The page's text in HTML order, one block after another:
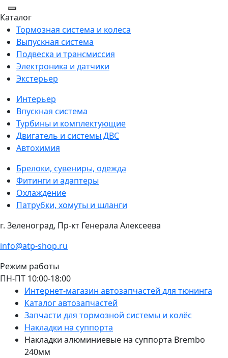
Каталог
Тормозная система и колеса
Выпускная система
Подвеска и трансмиссия
Электроника и датчики
Экстерьер
Интерьер
Впускная система
Турбины и комплектующие
Двигатель и системы ДВС
Автохимия
Брелоки, сувениры, одежда
Фитинги и адаптеры
Охлаждение
Патрубки, хомуты и шланги
г. Зеленоград, Пр-кт Генерала Алексеева
info@atp-shop.ru
Режим работы
ПН-ПТ 10:00-18:00
Интернет-магазин автозапчастей для тюнинга
Каталог автозапчастей
Запчасти для тормозной системы и колёс
Накладки на суппорта
Накладки алюминиевые на суппорта Brembo
240мм